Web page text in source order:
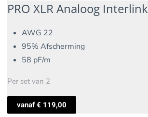
PRO XLR Analoog Interlink
AWG 22
95% Afscherming
58 pF/m
Per set van 2
vanaf€ 119,00